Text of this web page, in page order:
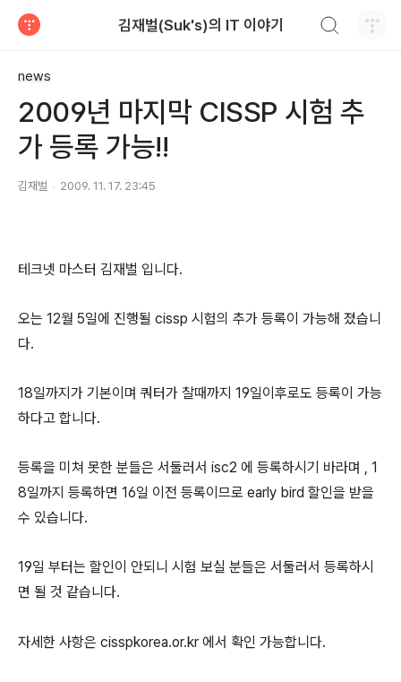
김재벌(Suk's)의 IT 이야기
news
2009년 마지막 CISSP 시험 추
가 등록 가능!!
김재벌 2009. 11. 17. 23:45
테크넷 마스터 김재벌 입니다.
오는 12월 5일에 진행될 cissp 시험의 추가 등록이 가능해 졌습니
다.
18일까지가 기본이며 쿼터가 찰때까지 19일이후로도 등록이 가능
하다고 합니다.
등록을 미쳐 못한 분들은 서둘러서 isc2 에 등록하시기 바라며 , 1
8일까지 등록하면 16일 이전 등록이므로 early bird 할인을 받을
수 있습니다.
19일 부터는 할인이 안되니 시험 보실 분들은 서둘러서 등록하시
면 될 것 같습니다.
자세한 사항은 cisspkorea.or.kr 에서 확인 가능합니다.